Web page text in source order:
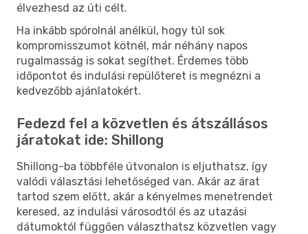
élvezhesd az úti célt.
Ha inkább spórolnál anélkül, hogy túl sok
kompromisszumot kötnél, már néhány napos
rugalmasság is sokat segíthet. Érdemes több
időpontot és indulási repülőteret is megnézni a
kedvezőbb ajánlatokért.
Fedezd fel a közvetlen és átszállásos
járatokat ide: Shillong
Shillong-ba többféle útvonalon is eljuthatsz, így
valódi választási lehetőséged van. Akár az árat
tartod szem előtt, akár a kényelmes menetrendet
keresed, az indulási városodtól és az utazási
dátumoktól függően választhatsz közvetlen vagy